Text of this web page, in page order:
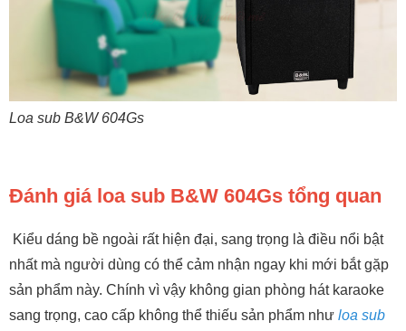
Loa sub B&W 604Gs
Đánh giá loa sub B&W 604Gs tổng quan
Kiểu dáng bề ngoài rất hiện đại, sang trọng là điều nổi bật
nhất mà người dùng có thể cảm nhận ngay khi mới bắt gặp
sản phẩm này. Chính vì vậy không gian phòng hát karaoke
sang trọng, cao cấp không thể thiếu sản phẩm như loa sub